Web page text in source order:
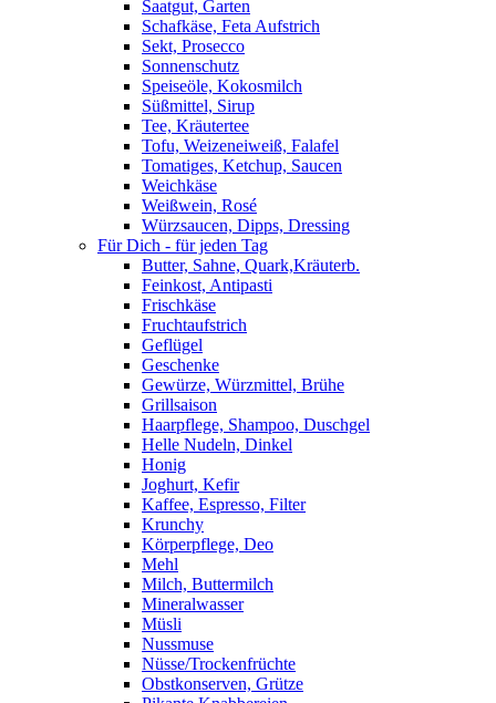
Saatgut, Garten
Schafkäse, Feta Aufstrich
Sekt, Prosecco
Sonnenschutz
Speiseöle, Kokosmilch
Süßmittel, Sirup
Tee, Kräutertee
Tofu, Weizeneiweiß, Falafel
Tomatiges, Ketchup, Saucen
Weichkäse
Weißwein, Rosé
Würzsaucen, Dipps, Dressing
Für Dich - für jeden Tag
Butter, Sahne, Quark,Kräuterb.
Feinkost, Antipasti
Frischkäse
Fruchtaufstrich
Geflügel
Geschenke
Gewürze, Würzmittel, Brühe
Grillsaison
Haarpflege, Shampoo, Duschgel
Helle Nudeln, Dinkel
Honig
Joghurt, Kefir
Kaffee, Espresso, Filter
Krunchy
Körperpflege, Deo
Mehl
Milch, Buttermilch
Mineralwasser
Müsli
Nussmuse
Nüsse/Trockenfrüchte
Obstkonserven, Grütze